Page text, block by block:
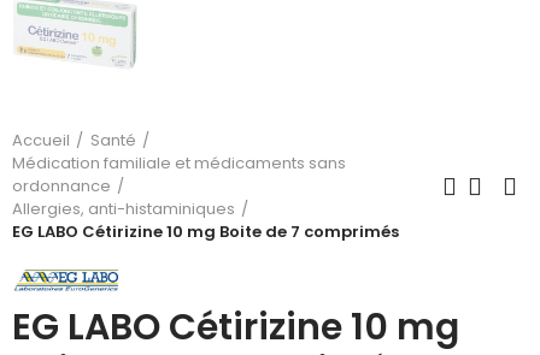
Accueil
Santé
Médication familiale et médicaments sans
ordonnance
Allergies, anti-histaminiques
EG LABO Cétirizine 10 mg Boite de 7 comprimés
EG LABO Cétirizine 10 mg